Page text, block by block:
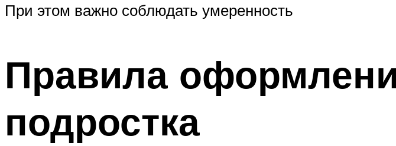
При этом важно соблюдать умеренность
Правила
подростка